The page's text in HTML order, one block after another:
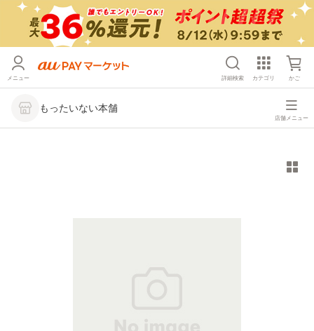
メニュー 詳細検索 カテゴリ かご
もったいない本舗
店舗メニュー